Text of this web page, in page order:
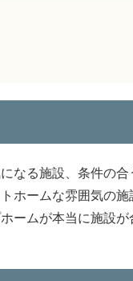
なる施設、条件の合
ホームな雰囲気の施
ームが本当に施設が